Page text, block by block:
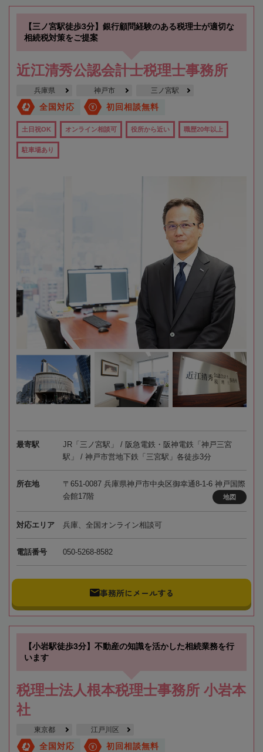
【三ノ宮駅徒歩3分】銀行顧問経験のある税理士が適切な
相続税対策をご提案
近江清秀公認会計士税理士事務所
兵庫県 神戸市 三ノ宮駅
全国対応 初回相談無料
土日祝OK オンライン相談可 役所から近い 職歴20年以上
駐車場あり
最寄駅
JR「三ノ宮駅」 / 阪急電鉄・阪神電鉄「神戸三宮
駅」 / 神戸市営地下鉄「三宮駅」各徒歩3分
所在地
〒651-0087 兵庫県神戸市中央区御幸通8-1-6 神戸国際
会館17階
地図
対応エリア 兵庫、全国オンライン相談可
電話番号 050-5268-8582
事務所にメールする
【小岩駅徒歩3分】不動産の知識を活かした相続業務を行
います
税理士法人根本税理士事務所 小岩本
社
東京都 江戸川区
全国対応 初回相談無料